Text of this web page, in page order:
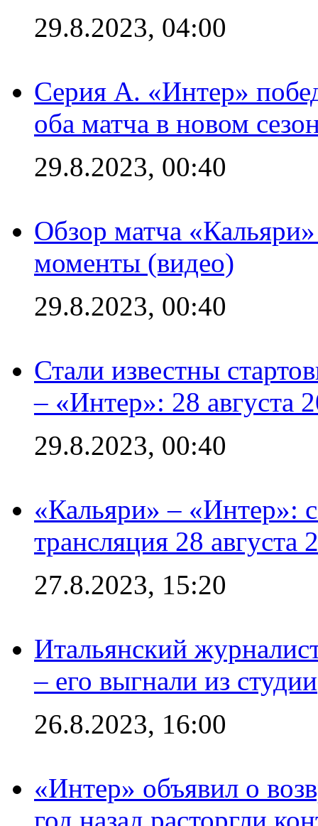
29.8.2023, 04:00
Серия А. «Интер»
оба матча в новом
29.8.2023, 00:40
Обзор матча
моменты (видео)
29.8.2023, 00:40
Стали известны
– «Интер»: 28 августа
29.8.2023, 00:40
«Кальяри» – «Интер»:
трансляция 28 августа
27.8.2023, 15:20
Итальянский
– его выгнали из студии
26.8.2023, 16:00
«Интер» объявил о
год назад расторгли